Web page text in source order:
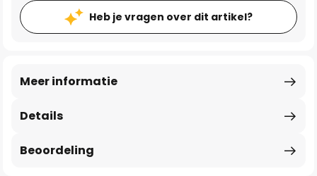
Heb je vragen over dit artikel?
Details
Meer informatie
Beoordeling